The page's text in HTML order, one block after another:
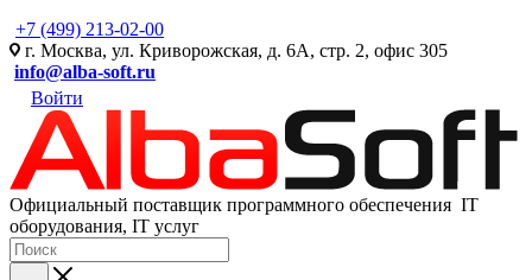
+7 (499) 213-02-00
г. Москва, ул. Криворожская, д. 6А, стр. 2, офис 305
info@alba-soft.ru
Войти
Официальный поставщик программного обеспечения IT
оборудования, IT услуг